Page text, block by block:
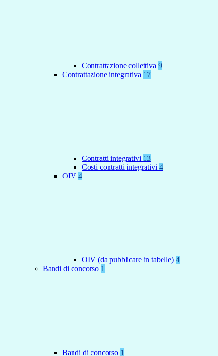
Contrattazione collettiva 9
Contrattazione integrativa 17
Contratti integrativi 13
Costi contratti integrativi 4
OIV 4
OIV (da pubblicare in tabelle) 4
Bandi di concorso 1
Bandi di concorso 1